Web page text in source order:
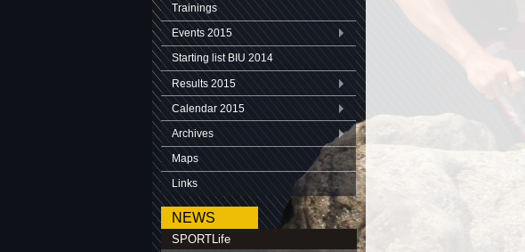
Trainings
Events 2015
Starting list BIU 2014
Results 2015
Calendar 2015
Archives
Maps
Links
NEWS
SPORTLife